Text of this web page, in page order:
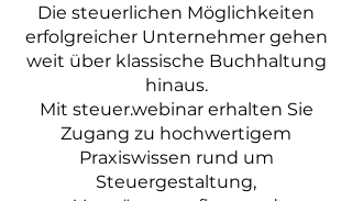
Die steuerlichen Möglichkeiten
erfolgreicher Unternehmer gehen
weit über klassische Buchhaltung
hinaus.
Mit steuer.webinar erhalten Sie
Zugang zu hochwertigem
Praxiswissen rund um
Steuergestaltung,